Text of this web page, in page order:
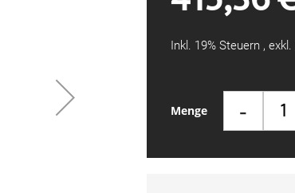
Menge -
Inkl. 19% Steuern , exkl.